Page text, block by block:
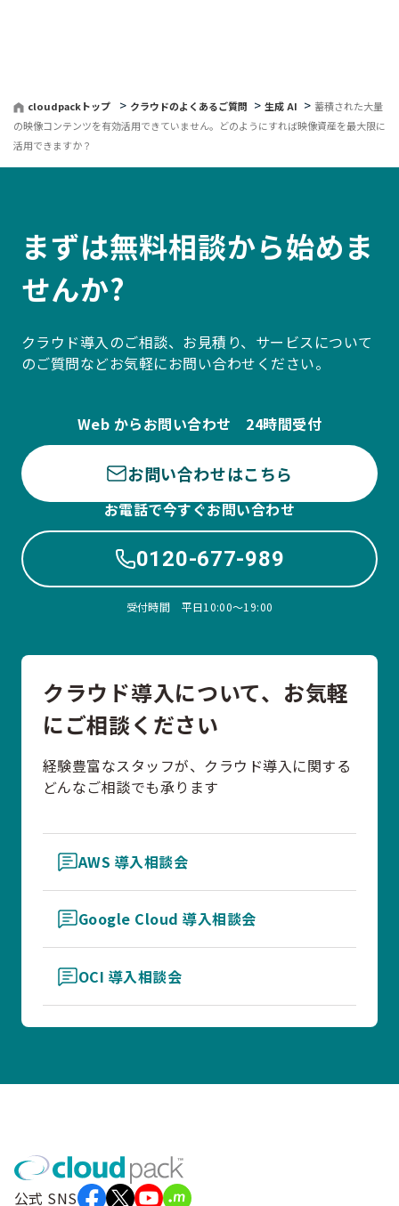
cloudpackトップ クラウドのよくあるご質問 生成 AI
蓄積された大量
の映像コンテンツを有効活用できていません。どのようにすれば映像資産を最大限に
活用できますか？
まずは無料相談から始めま
せんか?
クラウド導入のご相談、お見積り、サービスについて
のご質問などお気軽にお問い合わせください。
Web からお問い合わせ 24時間受付
お問い合わせはこちら
お電話で今すぐお問い合わせ
0120-677-989
受付時間 平日10:00〜19:00
クラウド導入について、お気軽
にご相談ください
経験豊富なスタッフが、クラウド導入に関する
どんなご相談でも承ります
AWS 導入相談会
Google Cloud 導入相談会
OCI 導入相談会
公式 SNS